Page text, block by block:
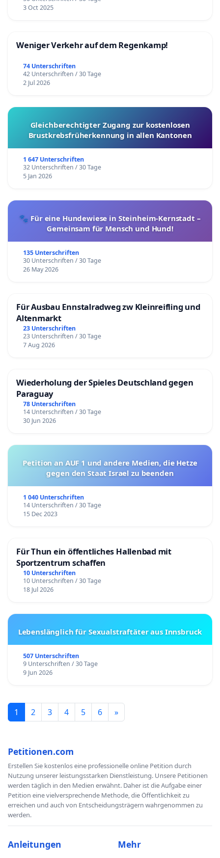
3 Oct 2025
Weniger Verkehr auf dem Regenkamp!
74 Unterschriften
42 Unterschriften / 30 Tage
2 Jul 2026
Gleichberechtigter Zugang zur kostenlosen
Brustkrebsfrüherkennung in allen Kantonen
1 647 Unterschriften
32 Unterschriften / 30 Tage
5 Jan 2026
🐾 Für eine Hundewiese in Steinheim-Kernstadt –
Gemeinsam für Mensch und Hund!
135 Unterschriften
30 Unterschriften / 30 Tage
26 May 2026
Für Ausbau Ennstalradweg zw Kleinreifling und
Altenmarkt
23 Unterschriften
23 Unterschriften / 30 Tage
7 Aug 2026
Wiederholung der Spieles Deutschland gegen
Paraguay
78 Unterschriften
14 Unterschriften / 30 Tage
30 Jun 2026
Petition an AUF 1 und andere Medien, die Hetze
gegen den Staat Israel zu beenden
1 040 Unterschriften
14 Unterschriften / 30 Tage
15 Dec 2023
Für Thun ein öffentliches Hallenbad mit
Sportzentrum schaffen
10 Unterschriften
10 Unterschriften / 30 Tage
18 Jul 2026
Lebenslänglich für Sexualstraftäter aus Innsbruck
507 Unterschriften
9 Unterschriften / 30 Tage
9 Jun 2026
1 2 3 4 5 6 »
Petitionen.com
Erstellen Sie kostenlos eine professionelle online Petition durch
Nutzung unserer leistungsstarken Dienstleistung. Unsere Petitionen
werden täglich in den Medien erwähnt. Daher ist die Aufgabe einer
Petition eine vielversprechende Methode, die Öffentlichkeit zu
erreichen und auch von Entscheidungsträgern wahrgenommen zu
werden.
Anleitungen Mehr